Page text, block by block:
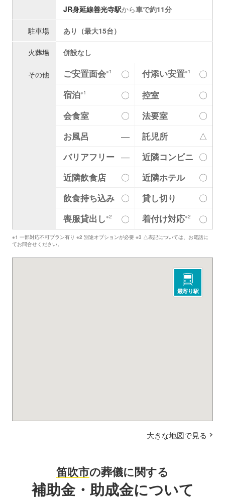
JR身延線善光寺駅から車で約11分
駐車場 あり（最大15台）
火葬場 併設なし
その他 ご安置面会※1 〇 付添い安置※1
〇
宿泊※1 〇 控室
〇
会食室
〇 法要室
〇
お風呂
― 託児所
△
バリアフリー ― 近隣コンビニ 〇
近隣飲食店
〇 近隣ホテル
〇
飲食持ち込み 〇 貸し切り
〇
喪服貸出し※2 〇 着付け対応※2 〇
※1 一部対応不可プラン有り ※2 別途オプションが必要 ※3 △表記については、お電話に
てお問合せください。
最寄り駅
大きな地図で見る
笛吹市の葬儀に関する
補助金・助成金について